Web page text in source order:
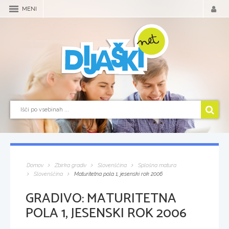
MENI
Domov Zbirka gradiv Slovenščina
Splošna matura
Slovenščina
Maturitetna pola 1, jesenski rok 2006
GRADIVO:MATURITETNA
POLA 1, JESENSKI ROK 2006